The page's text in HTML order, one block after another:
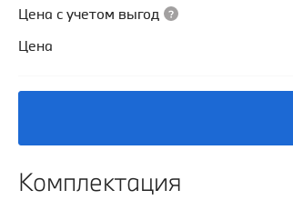
Цена с учетом выгод
Цена
Комплектация